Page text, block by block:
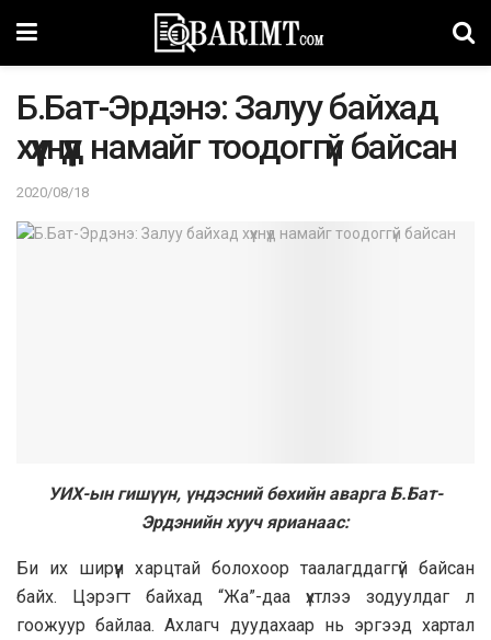
Б.Бат-Эрдэнэ: Залуу байхад
хүүхнүүд намайг тоодоггүй байсан
2020/08/18
УИХ-ын гишүүн, үндэсний бөхийн аварга Б.Бат-
Эрдэнийн хууч ярианаас:
Би их ширүүн харцтай болохоор таалагддаггүй байсан
байх. Цэрэгт байхад “Жа”-даа үхтлээ зодуулдаг л
гоожуур байлаа. Ахлагч дуудахаар нь эргээд хартал